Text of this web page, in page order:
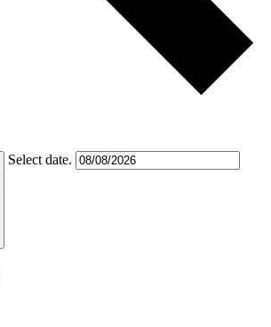
Select date.